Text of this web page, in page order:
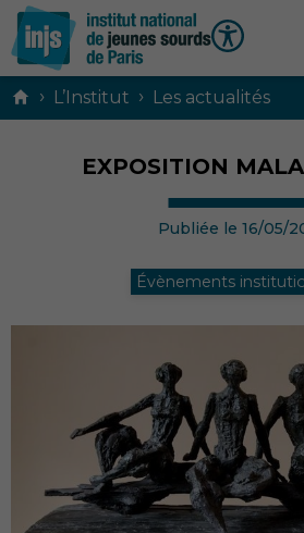
Contenu
› L’Institut › Les actualités
EXPOSITION
Publiée le 16/05/
Évènements